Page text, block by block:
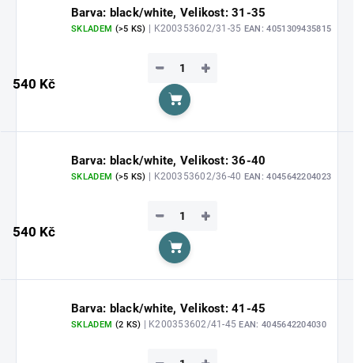
Barva: black/white, Velikost: 31-35
SKLADEM (>5 KS) | K200353602/31-35 EAN: 4051309435815
540 Kč
+
−
Do košíku
Barva: black/white, Velikost: 36-40
SKLADEM (>5 KS) | K200353602/36-40 EAN: 4045642204023
540 Kč
+
−
Do košíku
Barva: black/white, Velikost: 41-45
SKLADEM (2 KS) | K200353602/41-45EAN: 4045642204030